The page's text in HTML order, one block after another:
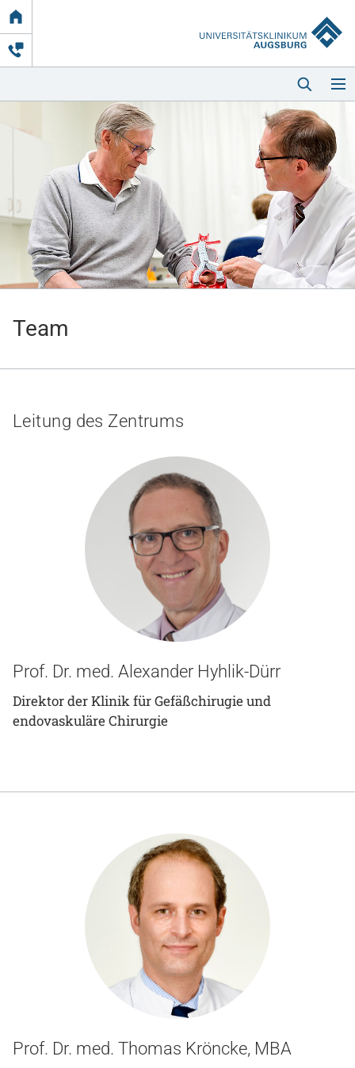
Link
zur
Startseite
Startseite
Kliniken & Einrichtungen
Notaufnahme
Anreise
Team
Leitung des Zentrums
Prof. Dr. med. Alexander Hyhlik-Dürr
Direktor der Klinik für Gefäßchirugie und
endovaskuläre Chirurgie
Prof. Dr. med. Thomas Kröncke, MBA